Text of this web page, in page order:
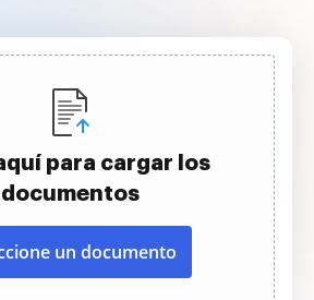
para cargar los
documentos
un documento